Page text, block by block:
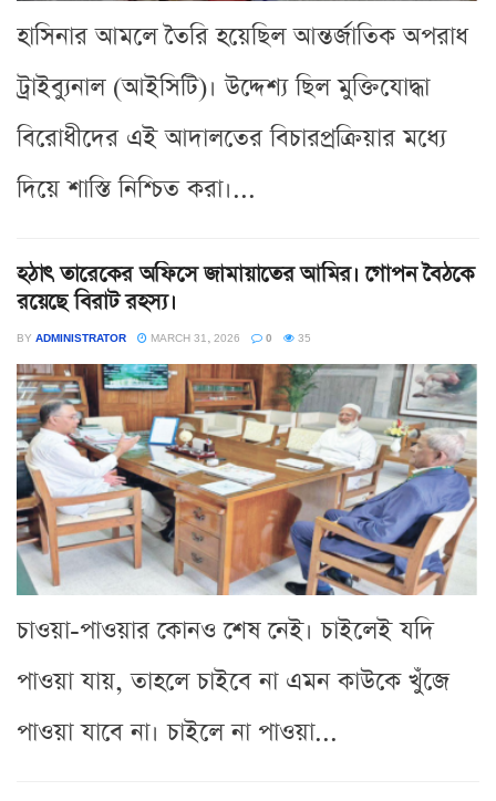
হাসিনার আমলে তৈরি হয়েছিল আন্তর্জাতিক অপরাধ
ট্রাইব্যুনাল (আইসিটি)। উদ্দেশ্য ছিল মুক্তিযোদ্ধা
বিরোধীদের এই আদালতের বিচারপ্রক্রিয়ার মধ্যে
দিয়ে শাস্তি নিশ্চিত করা।...
হঠাৎ তারেকের অফিসে জামায়াতের আমির। গোপন বৈঠকে
রয়েছে বিরাট রহস্য।
BY ADMINISTRATOR MARCH 31, 2026 0 35
চাওয়া-পাওয়ার কোনও শেষ নেই। চাইলেই যদি
পাওয়া যায়, তাহলে চাইবে না এমন কাউকে খুঁজে
পাওয়া যাবে না। চাইলে না পাওয়া...